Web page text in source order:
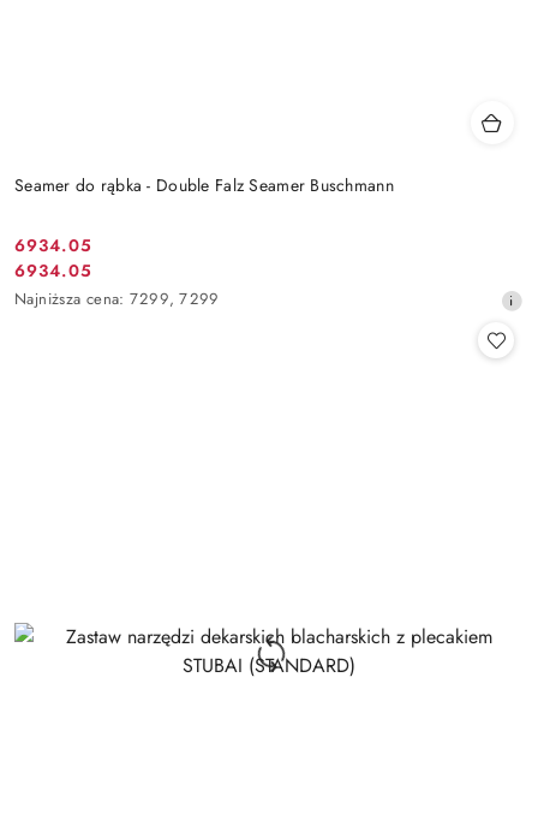
Seamer do rąbka - Double Falz Seamer Buschmann
Cena
promocyjna:
6934.05
Cena
promocyjna:
6934.05
Najniższa
Najniższa cena: 7299, 7299